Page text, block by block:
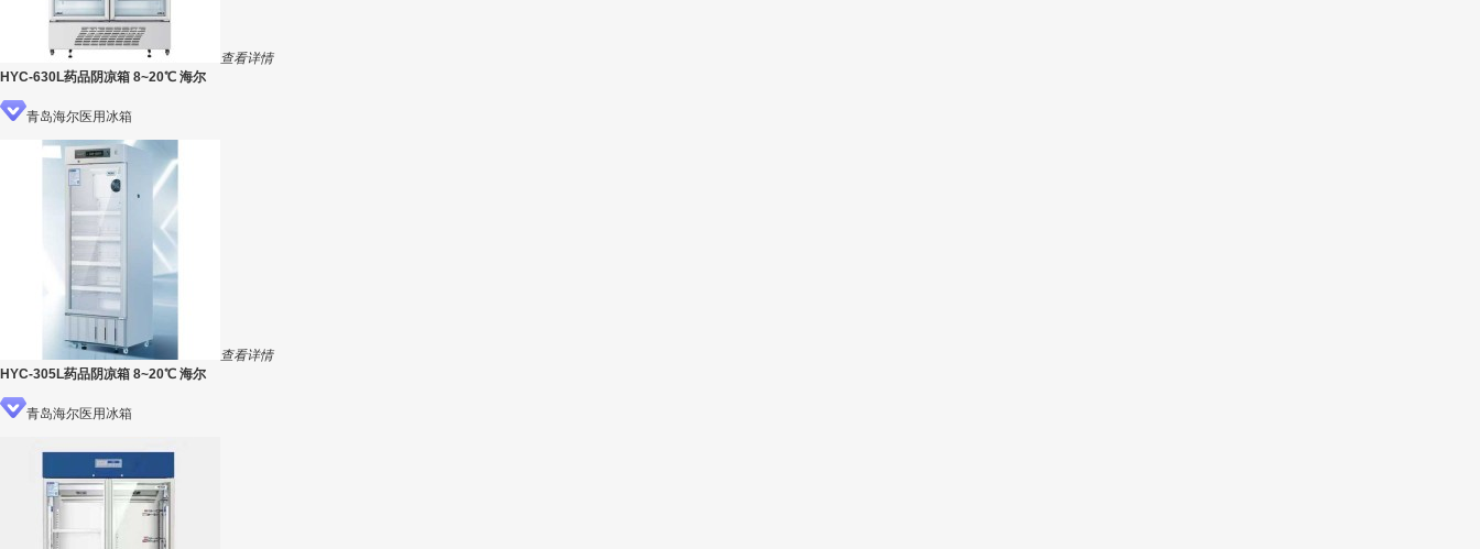
查看详情
HYC-630L药品阴凉箱 8~20℃ 海尔
青岛海尔医用冰箱
查看详情
HYC-305L药品阴凉箱 8~20℃ 海尔
青岛海尔医用冰箱